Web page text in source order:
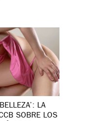
LA
SOBRE LOS